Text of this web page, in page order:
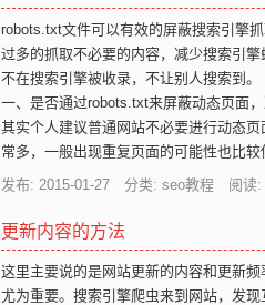
robots.txt文件可以有效的屏蔽搜索引擎
过多的抓取不必要的内容，减少搜索引
不在搜索引擎被收录，不让别人搜索到。
一、是否通过robots.txt来屏蔽动态页面，
其实个人建议普通网站不必要进行动态
常多，一般出现重复页面的可能性也比
发布: 2015-01-27 分类: seo教程 阅读:
更新内容的方法
这里主要说的是网站更新的内容和更新
尤为重要。搜索引擎爬虫来到网站，发